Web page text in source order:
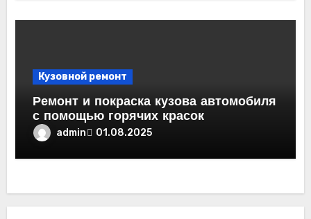
Кузовной ремонт
Ремонт и покраска кузова автомобиля
с помощью горячих красок
admin 01.08.2025